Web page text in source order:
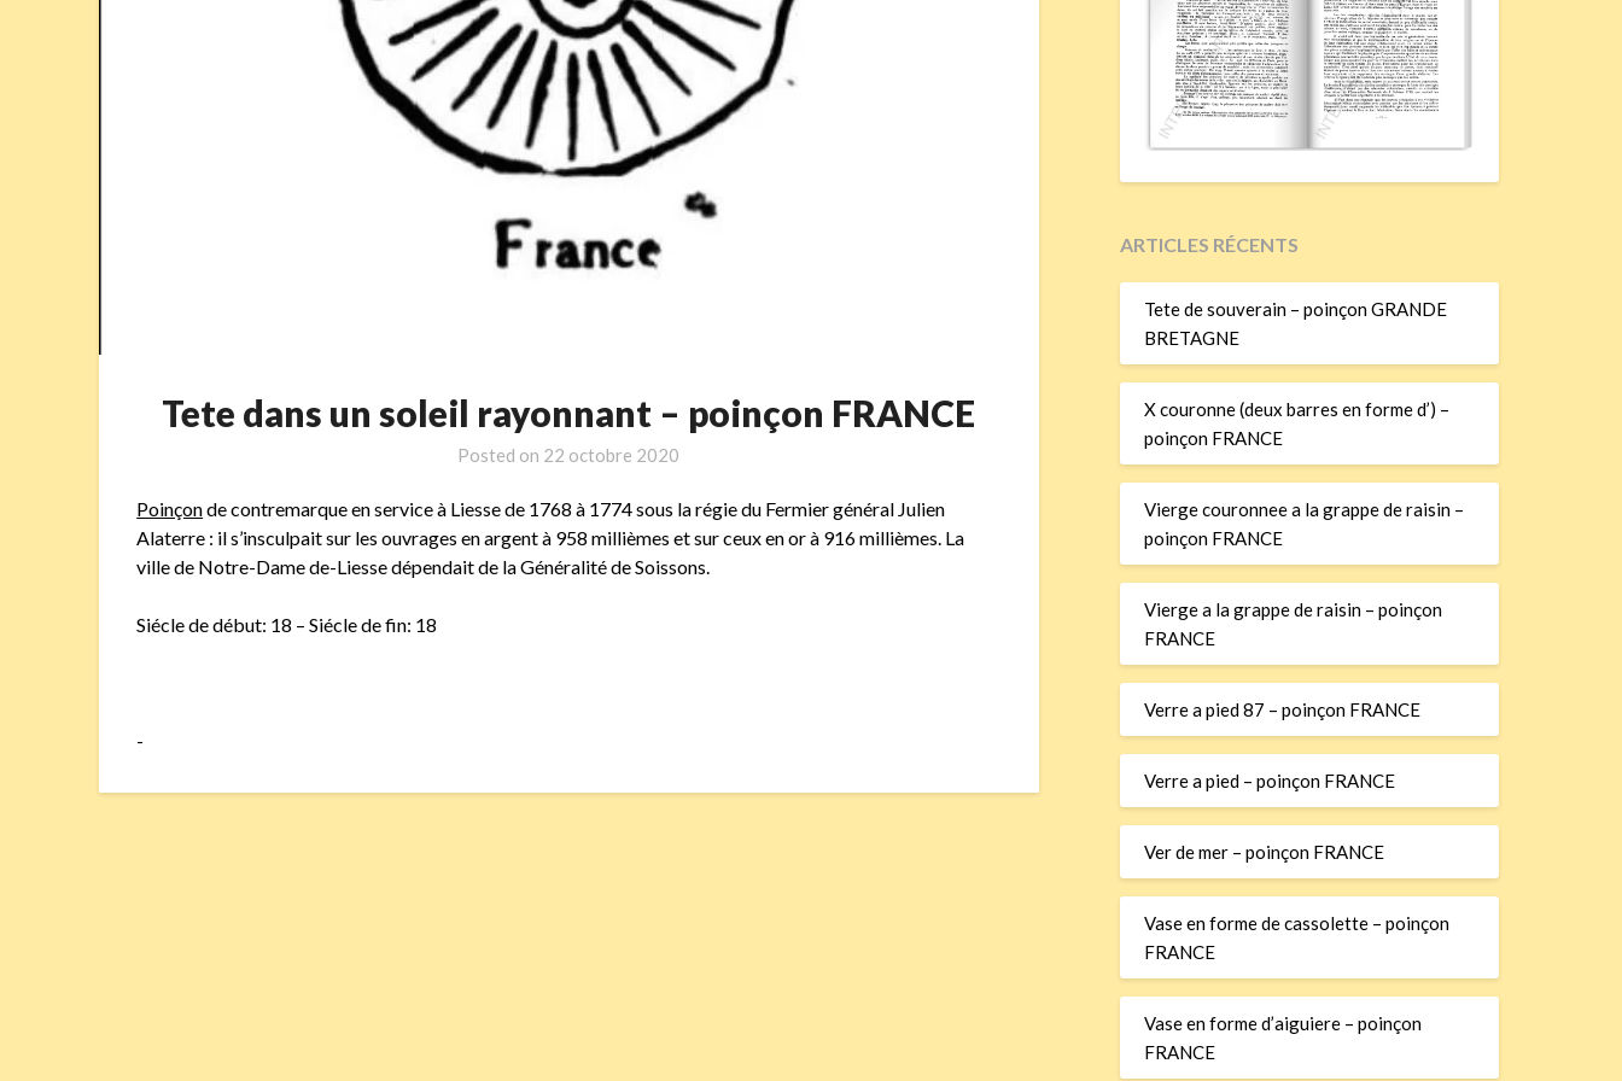
Tete dans un soleil rayonnant – poinçon FRANCE
Posted on 22 octobre 2020
Poinçonde contremarque en service à Liesse de 1768 à 1774 sous la régie du Fermier général Julien
Alaterre : il s’insculpait sur les ouvrages en argent à 958 millièmes et sur ceux en or à 916 millièmes. La
ville de Notre-Dame de-Liesse dépendait de la Généralité de Soissons.
Siécle de début: 18 – Siécle de fin: 18
-
ARTICLES RÉCENTS
Tete de souverain – poinçon GRANDE
BRETAGNE
X couronne (deux barres en forme d’) –
poinçon FRANCE
Vierge couronnee a la grappe de raisin –
poinçon FRANCE
Vierge a la grappe de raisin – poinçon
FRANCE
Verre a pied 87 – poinçon FRANCE
Verre a pied – poinçon FRANCE
Ver de mer – poinçon FRANCE
Vase en forme de cassolette – poinçon
FRANCE
Vase en forme d’aiguiere – poinçon
FRANCE